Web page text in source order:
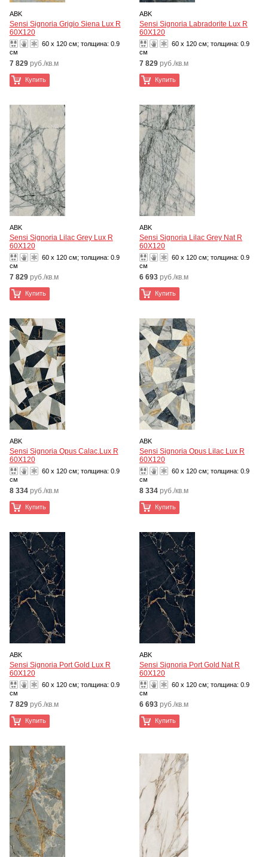
ABK
Sensi Signoria Grigio Siena Lux R
60X120
60 x 120 см; толщина: 0.9
см
7 829 руб./кв.м
Купить
ABK
Sensi Signoria Labradorite Lux R
60X120
60 x 120 см; толщина: 0.9
см
7 829 руб./кв.м
Купить
ABK
Sensi Signoria Lilac Grey Lux R
60X120
60 x 120 см; толщина: 0.9
см
7 829 руб./кв.м
Купить
ABK
Sensi Signoria Lilac Grey Nat R
60X120
60 x 120 см; толщина: 0.9
см
6 693 руб./кв.м
Купить
ABK
Sensi Signoria Opus Calac.Lux R
60X120
60 x 120 см; толщина: 0.9
см
8 334 руб./кв.м
Купить
ABK
Sensi Signoria Opus Lilac Lux R
60X120
60 x 120 см; толщина: 0.9
см
8 334 руб./кв.м
Купить
ABK
Sensi Signoria Port Gold Lux R
60X120
60 x 120 см; толщина: 0.9
см
7 829 руб./кв.м
Купить
ABK
Sensi Signoria Port Gold Nat R
60X120
60 x 120 см; толщина: 0.9
см
6 693 руб./кв.м
Купить